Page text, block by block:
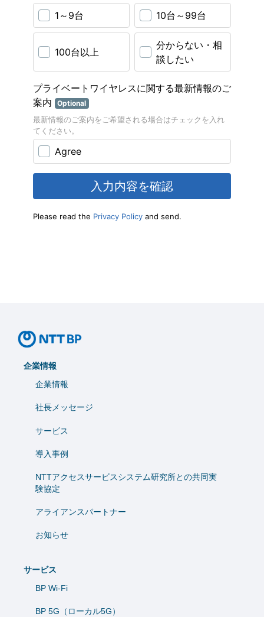
企業情報
企業情報
社長メッセージ
サービス
導入事例
NTTアクセスサービスシステム研究所との共同実
験協定
アライアンスパートナー
お知らせ
サービス
BP Wi-Fi
BP 5G（ローカル5G）